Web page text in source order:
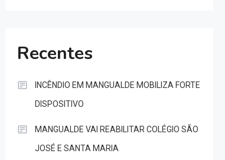
Recentes
INCÊNDIO EM MANGUALDE MOBILIZA FORTE
DISPOSITIVO
MANGUALDE VAI REABILITAR COLÉGIO SÃO
JOSÉ E SANTA MARIA